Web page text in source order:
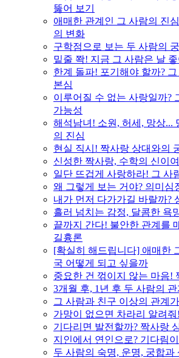
뚫어 보기
애매한 관계인 그 사람의 진
의 변화
구학점으로 보는 두 사람의
밑줄 쫙! 지금 그 사람은 날
한계 돌파! 포기해야 할까?
본심
이루어질 수 없는 사랑일까?
가능성
해석남녀! 소원, 허세, 망상...
의 진심
현실 직시! 짝사랑 상대와의
신성한 짝사랑, 수학의 신이
일단 뜨겁게 사랑하라! 그 사
왜 그렇게 보는 거야? 의미심
내가 먼저 다가가길 바랄까?
흘러 넘치는 감정, 달콤한 욕
끝까지 간다! 불안한 관계를
길흉론
[확실히 해드립니다] 애매한
국 어떻게 되고 싶을까
중요한 건 꺾이지 않는 마음!
3개월 후, 1년 후 두 사람의 관
그 사람과 친구 이상의 관계
가망이 없으면 차라리 알려
기다리면 발전할까? 짝사랑
지인에서 연인으로? 기다림
두 사람의 숙명, 운명, 궁합과